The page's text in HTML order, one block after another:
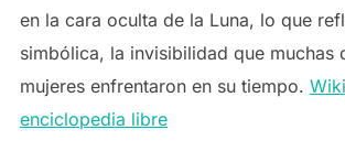
en la cara oculta de la Luna, lo que
simbólica, la invisibilidad que muchas
mujeres enfrentaron en su tiempo. ​
enciclopedia libre